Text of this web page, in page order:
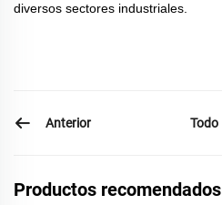
diversos sectores industriales.
Anterior Todo
Productos recomendados